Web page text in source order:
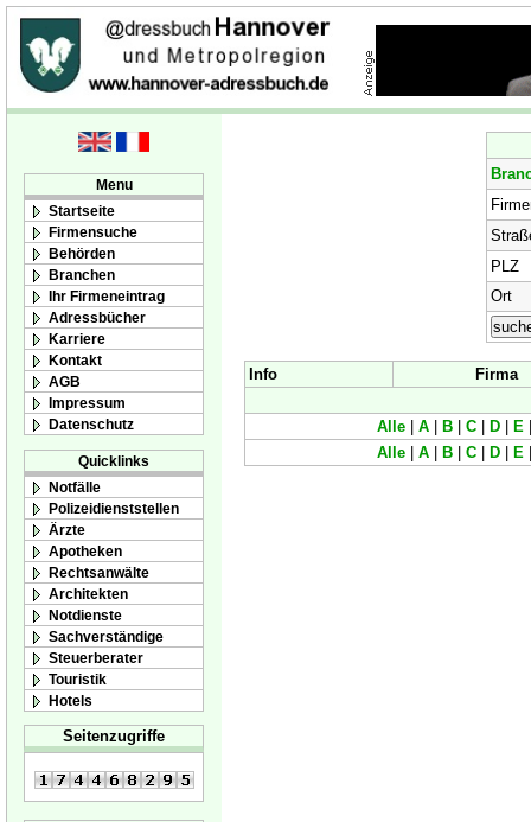
Menu
Startseite
Firmensuche
Behörden
Branchen
Ihr Firmeneintrag
Adressbücher
Karriere
Kontakt
AGB
Impressum
Datenschutz
Quicklinks
Notfälle
Polizeidienststellen
Ärzte
Apotheken
Rechtsanwälte
Architekten
Notdienste
Sachverständige
Steuerberater
Touristik
Hotels
Seitenzugriffe
PLZ
Ort
Info Firma
Alle A B C D E
Alle
A B C D E